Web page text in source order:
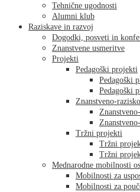
Tehnične ugodnosti
Alumni klub
Raziskave in razvoj
Dogodki, posveti in
Znanstvene usmeritve
Projekti
Pedagoški projekti
Pedagoški
Pedagoški
Znanstveno-
Tržni projekti
Tržni
Tržni
Mednarodne mobilnosti
Mobilnosti za
Mobilnosti za